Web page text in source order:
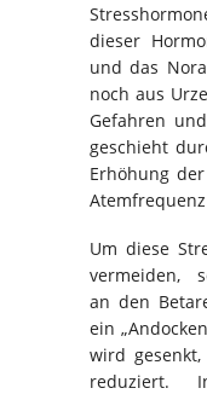
dieser
und das
noch aus
Gefahren
geschieht
Erhöhung
Um diese
vermeiden,
an den
ein
wird
reduziert.